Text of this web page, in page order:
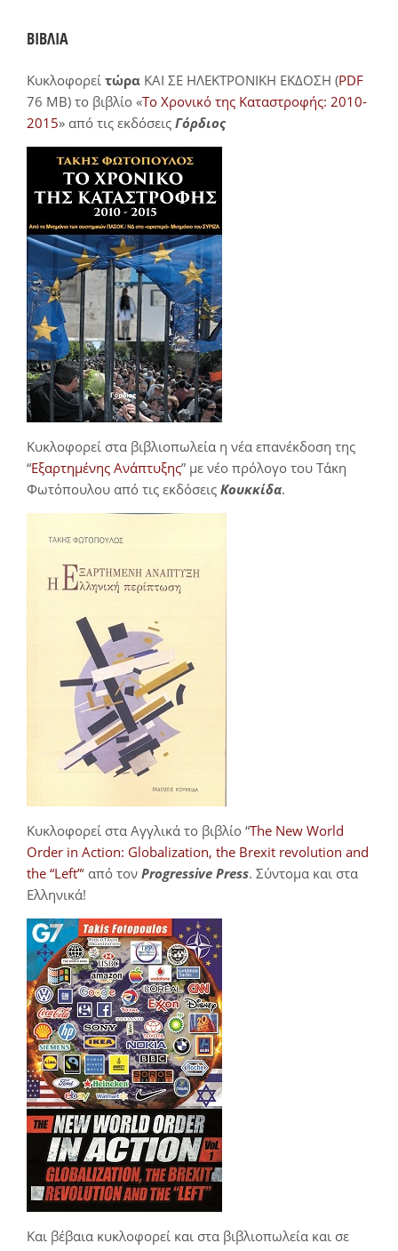
ΒΙΒΛΙΑ
Κυκλοφορεί τώρα ΚΑΙ ΣΕ ΗΛΕΚΤΡΟΝΙΚΗ ΕΚΔΟΣΗ (PDF
76 MB) το βιβλίο «Το Χρονικό της Καταστροφής: 2010-
2015» από τις εκδόσεις Γόρδιος
Κυκλοφορεί στα βιβλιοπωλεία η νέα επανέκδοση της
“Εξαρτημένης Ανάπτυξης” με νέο πρόλογο του Τάκη
Φωτόπουλου από τις εκδόσεις Κουκκίδα.
Κυκλοφορεί στα Αγγλικά το βιβλίο “The New World
Order in Action: Globalization, the Brexit revolution and
the “Left”‘ από τον Progressive Press. Σύντομα και στα
Ελληνικά!
Και βέβαια κυκλοφορεί και στα βιβλιοπωλεία και σε